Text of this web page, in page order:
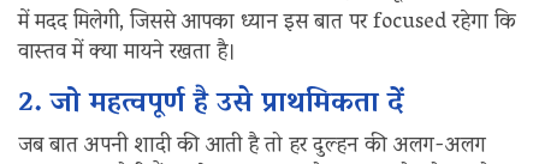
में मदद मिलेगी, जिससे आपका ध्यान इस बात पर focused रहेगा कि
वास्तव में क्या मायने रखता है।
2. जो महत्वपूर्ण है उसे प्राथमिकता दें
जब बात अपनी शादी की आती है तो हर दुल्हन की अलग-अलग